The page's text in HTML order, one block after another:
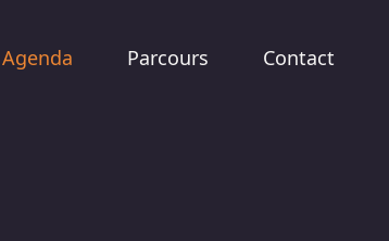
Agenda Parcours Contact